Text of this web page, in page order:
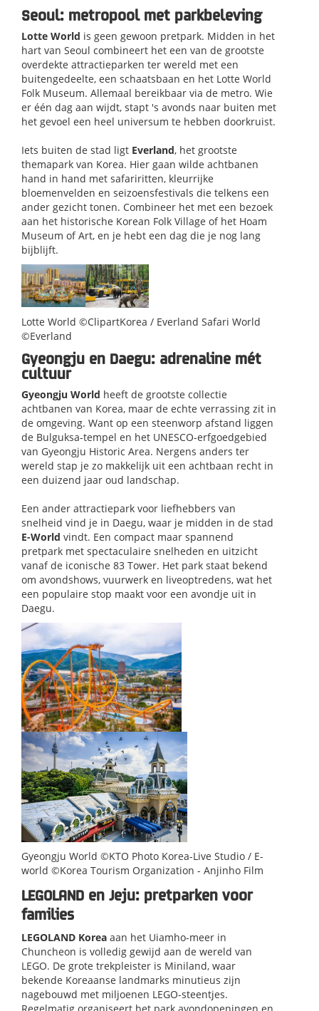
Seoul: metropool met parkbeleving
Lotte World is geen gewoon pretpark. Midden in het
hart van Seoul combineert het een van de grootste
overdekte attractieparken ter wereld met een
buitengedeelte, een schaatsbaan en het Lotte World
Folk Museum. Allemaal bereikbaar via de metro. Wie
er één dag aan wijdt, stapt 's avonds naar buiten met
het gevoel een heel universum te hebben doorkruist.
Iets buiten de stad ligt Everland, het grootste
themapark van Korea. Hier gaan wilde achtbanen
hand in hand met safariritten, kleurrijke
bloemenvelden en seizoensfestivals die telkens een
ander gezicht tonen. Combineer het met een bezoek
aan het historische Korean Folk Village of het Hoam
Museum of Art, en je hebt een dag die je nog lang
bijblijft.
Lotte World ©ClipartKorea / Everland Safari World
©Everland​
Gyeongju en Daegu: adrenaline mét
cultuur
Gyeongju World heeft de grootste collectie
achtbanen van Korea, maar de echte verrassing zit in
de omgeving. Want op een steenworp afstand liggen
de Bulguksa-tempel en het UNESCO-erfgoedgebied
van Gyeongju Historic Area. Nergens anders ter
wereld stap je zo makkelijk uit een achtbaan recht in
een duizend jaar oud landschap.
Een ander attractiepark voor liefhebbers van
snelheid vind je in Daegu, waar je midden in de stad
E-World vindt. Een compact maar spannend
pretpark met spectaculaire snelheden en uitzicht
vanaf de iconische 83 Tower. Het park staat bekend
om avondshows, vuurwerk en liveoptredens, wat het
een populaire stop maakt voor een avondje uit in
Daegu.
Gyeongju World ©KTO Photo Korea-Live Studio / E-
world ©Korea Tourism Organization - Anjinho Film​
LEGOLAND en Jeju: pretparken voor
families
LEGOLAND Korea aan het Uiamho-meer in
Chuncheon is volledig gewijd aan de wereld van
LEGO. De grote trekpleister is Miniland, waar
bekende Koreaanse landmarks minutieus zijn
nagebouwd met miljoenen LEGO-steentjes.